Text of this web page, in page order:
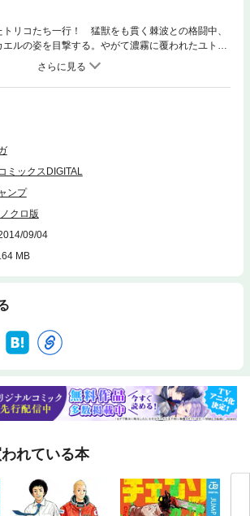
トリコたち一行！ 猛獣をも貫く棘波との格闘中、
ルの姿を目撃する。やがて濃霧に覆われたユトウ
にはトリコたちを拒絶する恐るべき罠が!?
ミックスDIGITAL
ンプ
クロ版
09/04
MB
れている本